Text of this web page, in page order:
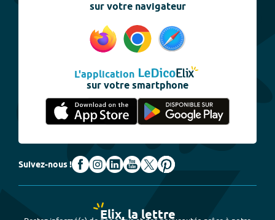
sur votre navigateur
L'application
sur votre smartphone
Suivez-nous !
Elix, la lettre